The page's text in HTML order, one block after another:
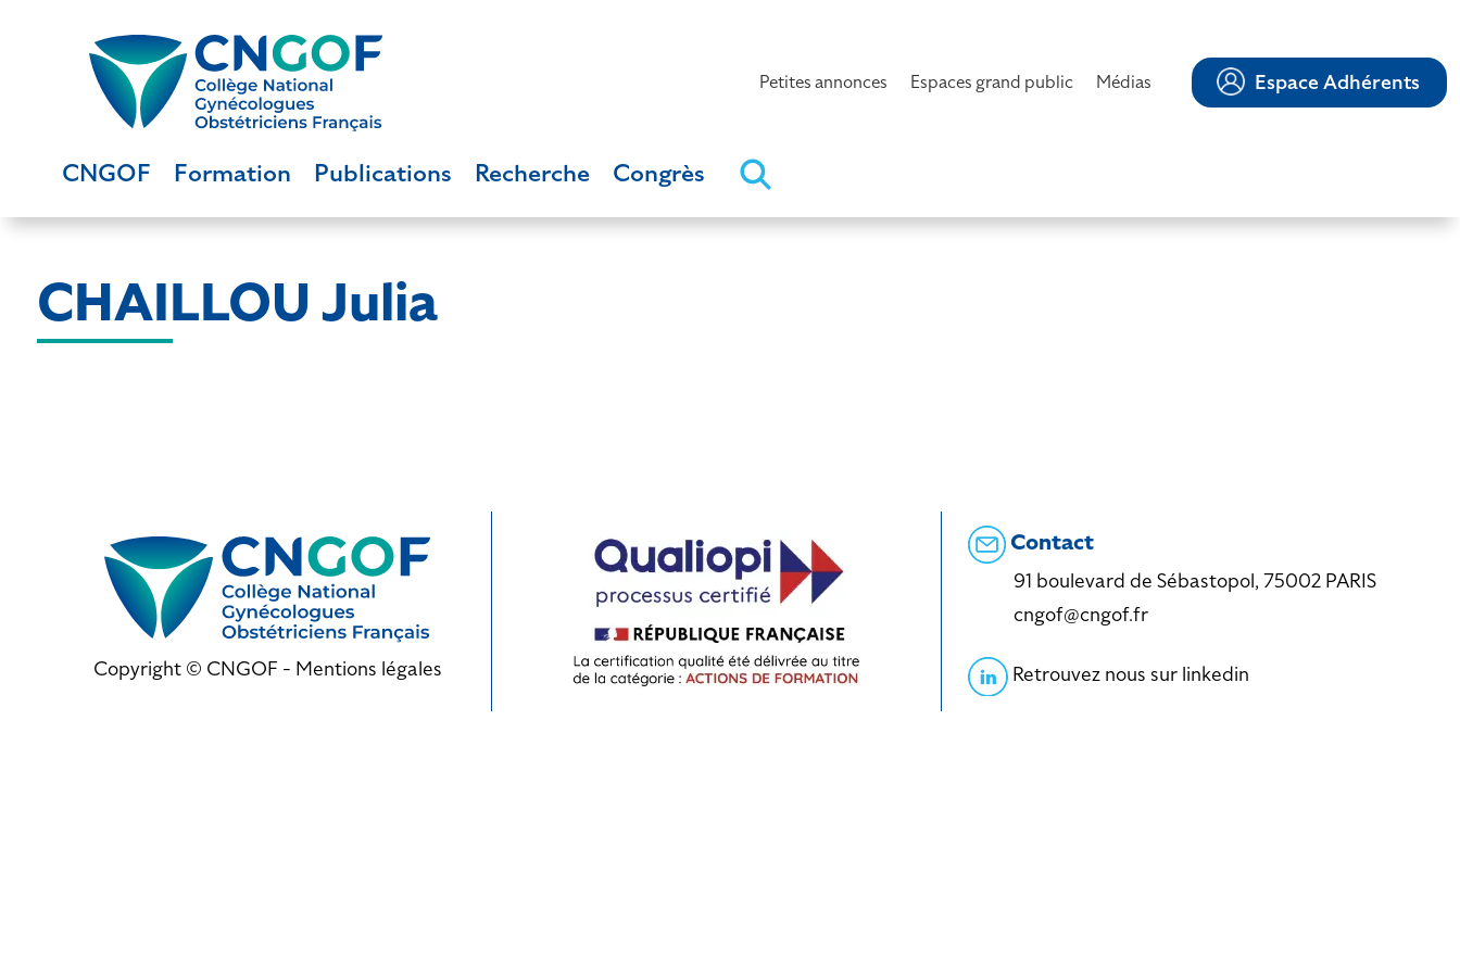
Petites annonces Espaces grand public Médias Espace Adhérents
CNGOF Formation Publications Recherche Congrès
CHAILLOU Julia
Copyright © CNGOF - Mentions légales
Contact
91 boulevard de Sébastopol, 75002 PARIS
cngof@cngof.fr
Retrouvez nous sur linkedin